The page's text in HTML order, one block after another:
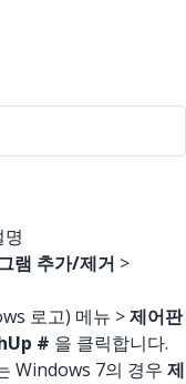
램 추가/제거 >
로고) 메뉴 >제어판
# 을 클릭합니다.
Windows 7의 경우 제